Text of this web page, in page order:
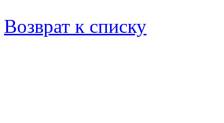
Возврат к списку